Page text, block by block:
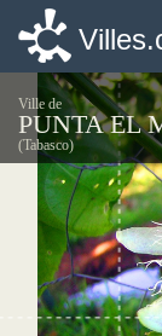
Ville de
PUNTA EL
(Tabasco)